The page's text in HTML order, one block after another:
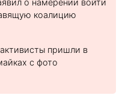
коалицию
пришли в
с фото